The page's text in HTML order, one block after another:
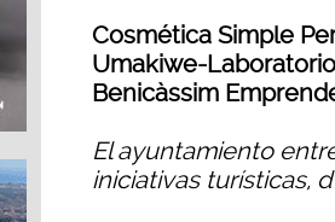
Cosmética Simple
Umakiwe-
Benicàssim
El ayuntamiento
iniciativas turísticas,